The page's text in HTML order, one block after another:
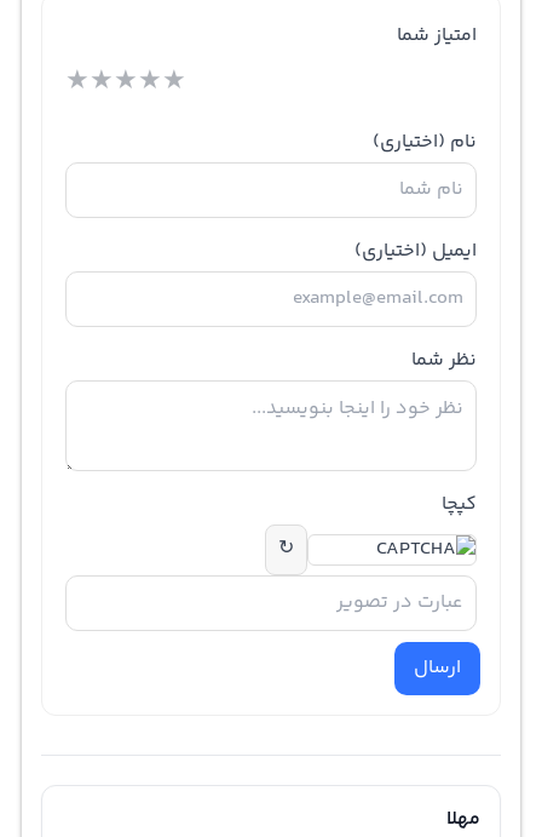
امتیاز شما
★★★★★
نام (اختیاری)
ایمیل (اختیاری)
نظر شما
کپچا
↻
ارسال
مهلا